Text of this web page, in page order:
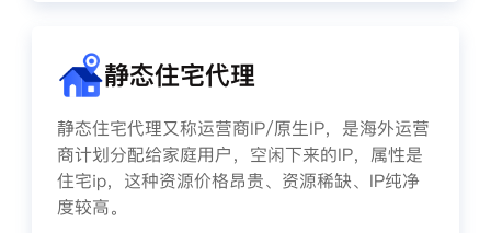
静态住宅代理
静态住宅代理又称运营商IP/原生IP，是海外运营
商计划分配给家庭用户，空闲下来的IP，属性是
住宅ip，这种资源价格昂贵、资源稀缺、IP纯净
度较高。